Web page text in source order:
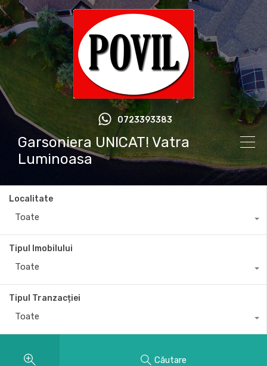
0723393383
Garsoniera UNICAT! Vatra
Luminoasa
Localitate
Toate
Tipul Imobilului
Toate
Tipul Tranzacției
Toate
Căutare